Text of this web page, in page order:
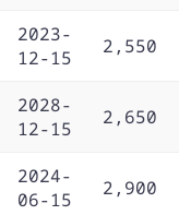
2023-
12-15
2,550
2028-
12-15
2,650
2024-
06-15
2,900